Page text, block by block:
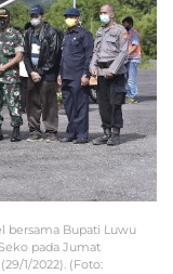
bersama Bupati Luwu
pada Jumat
1/2022). (Foto: